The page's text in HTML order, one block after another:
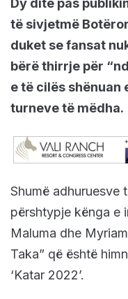
Dy ditë pas
të sivjetmë
duket se fansat
bërë thirrje për
e të cilës shënuan
turneve të mëdha.
Shumë adhuruesve
përshtypje kënga e
Maluma dhe
Taka” që është
‘Katar 2022’.